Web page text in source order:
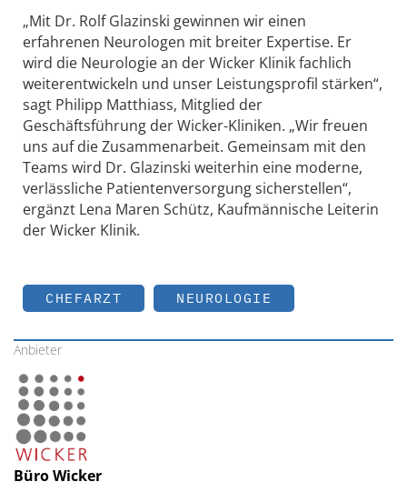
„Mit Dr. Rolf Glazinski gewinnen wir einen
erfahrenen Neurologen mit breiter Expertise. Er
wird die Neurologie an der Wicker Klinik fachlich
weiterentwickeln und unser Leistungsprofil stärken“,
sagt Philipp Matthiass, Mitglied der
Geschäftsführung der Wicker-Kliniken. „Wir freuen
uns auf die Zusammenarbeit. Gemeinsam mit den
Teams wird Dr. Glazinski weiterhin eine moderne,
verlässliche Patientenversorgung sicherstellen“,
ergänzt Lena Maren Schütz, Kaufmännische Leiterin
der Wicker Klinik.
CHEFARZT NEUROLOGIE
Anbieter
Büro Wicker